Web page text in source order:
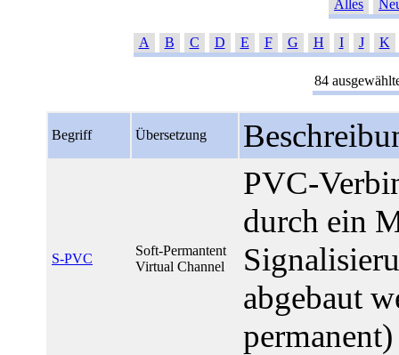
Alles
A B C D E F G H I J K
84
Begriff Übersetzung
S-PVC
Soft-Permantent
Virtual Channel
PVC-
durch ein
abgebaut
permanent)